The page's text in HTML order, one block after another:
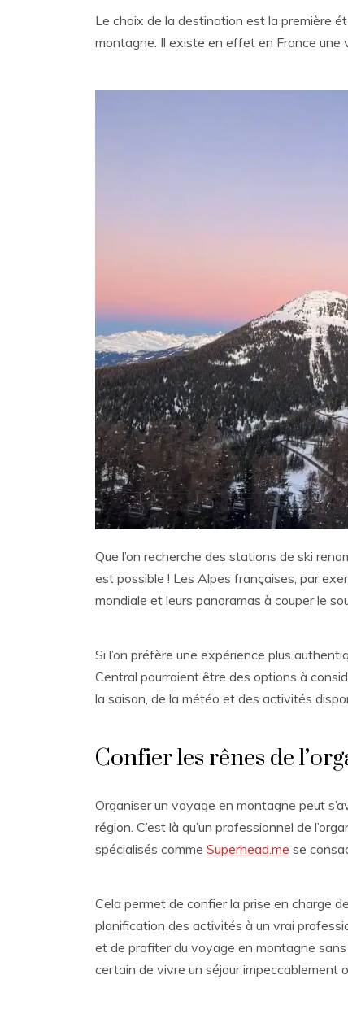
Le choix de la destination est la première
montagne. Il existe en effet en France
Que l’on recherche des stations de ski
est possible ! Les Alpes françaises, par
mondiale et leurs panoramas à couper le
Si l’on préfère une expérience plus
Central pourraient être des options à
la saison, de la météo et des activités
Confier les rênes de
Organiser un voyage en montagne peut
région. C’est là qu’un professionnel de
spécialisés comme Superhead.me se
Cela permet de confier la prise en charge
planification des activités à un vrai
et de profiter du voyage en montagne sans
certain de vivre un séjour impeccablement